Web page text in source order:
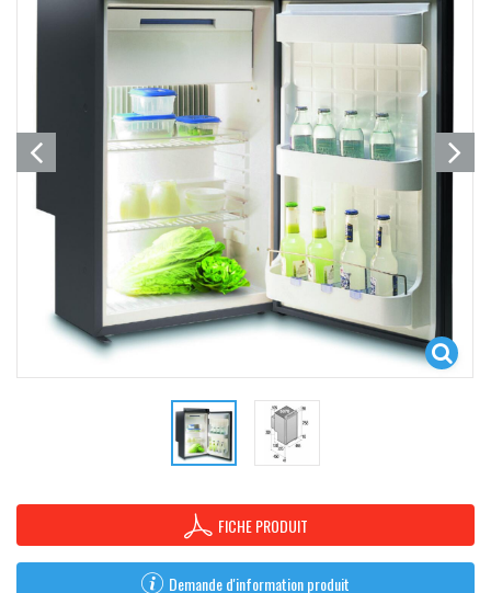
FICHE PRODUIT
Demande d'information produit